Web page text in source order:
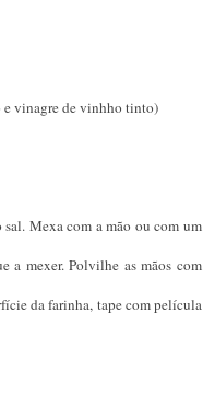
e vinagre de vinhho tinto)
Mexa com a mão ou com um
a mexer. Polvilhe as mãos com
da farinha, tape com película